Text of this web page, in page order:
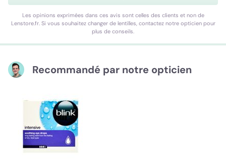
Les opinions exprimées dans ces avis sont celles des clients et non de
Lenstore.fr. Si vous souhaitez changer de lentilles, contactez notre opticien pour
plus de conseils.
Recommandé par notre opticien